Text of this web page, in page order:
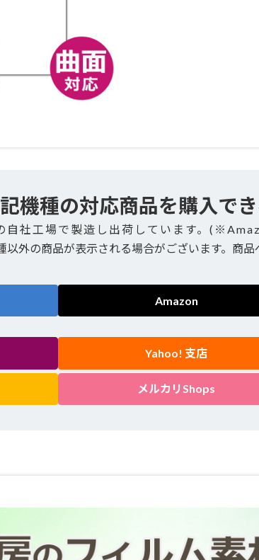
記機種の対応商品を購入で
自社工場で製造し出荷しています。
以外の商品が表示される場合がございます。商
Amazon
Yahoo! 支店
メルカリShops